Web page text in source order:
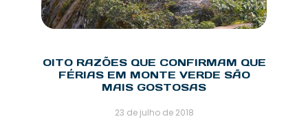
OITO RAZÕES QUE CONFIRMAM QUE
FÉRIAS EM MONTE VERDE SÃO
MAIS GOSTOSAS
23 de julho de 2018